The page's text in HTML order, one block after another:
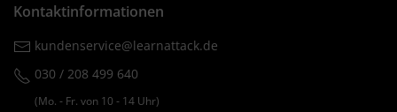
Kontaktinformationen
kundenservice@learnattack.de
030 / 208 499 640
(Mo. ‐ Fr. von 10 ‐ 14 Uhr)